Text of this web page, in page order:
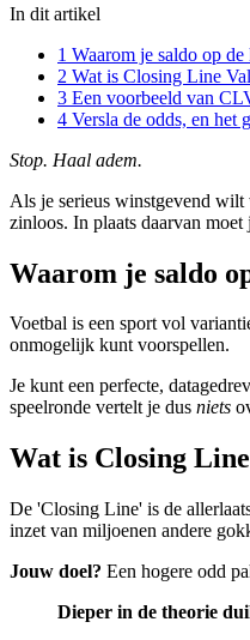
In dit artikel
1 Waarom je saldo op
2 Wat is Closing Line
3 Een voorbeeld van
4 Versla de odds, en het
Stop. Haal adem.
Als je serieus winstgevend wilt
zinloos. In plaats daarvan
Waarom je saldo
Voetbal is een sport vol
onmogelijk kunt voorspellen.
Je kunt een perfecte,
speelronde vertelt je dus niets
Wat is Closing
De 'Closing Line' is de
inzet van miljoenen andere
Jouw doel? Een hogere odd
Dieper in de theorie